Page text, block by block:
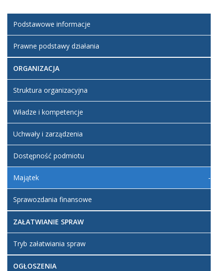
Podstawowe informacje
Prawne podstawy działania
ORGANIZACJA
Struktura organizacyjna
Władze i kompetencje
Uchwały i zarządzenia
Dostępność podmiotu
Majątek
Sprawozdania finansowe
ZAŁATWIANIE SPRAW
Tryb załatwiania spraw
OGŁOSZENIA